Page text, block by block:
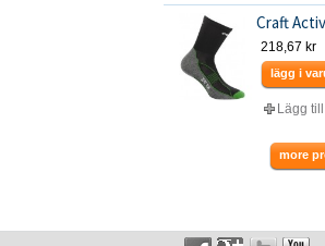
Craft
218,67 kr
lägg i
Lägg
more